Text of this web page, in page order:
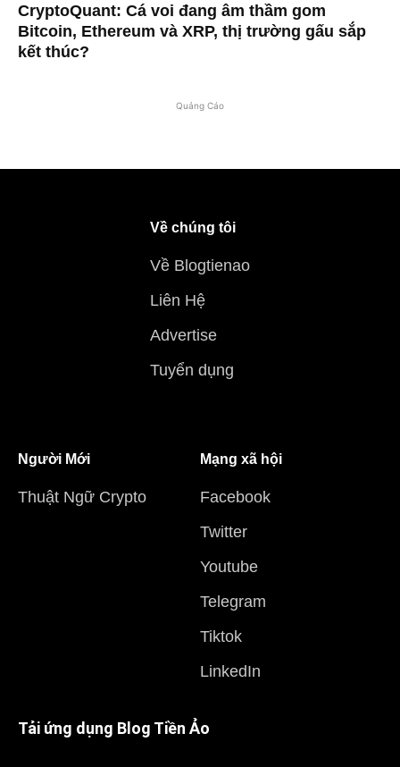
CryptoQuant: Cá voi đang âm thầm gom
Bitcoin, Ethereum và XRP, thị trường gấu sắp
kết thúc?
Quảng Cáo
Về chúng tôi
Về Blogtienao
Liên Hệ
Advertise
Tuyển dụng
Người Mới
Thuật Ngữ Crypto
Mạng xã hội
Facebook
Twitter
Youtube
Telegram
Tiktok
LinkedIn
Tải ứng dụng Blog Tiền Ảo